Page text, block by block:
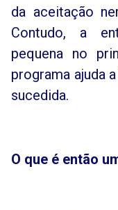
da aceitação
Contudo, a
pequena no
programa ajuda
sucedida.
O que é então